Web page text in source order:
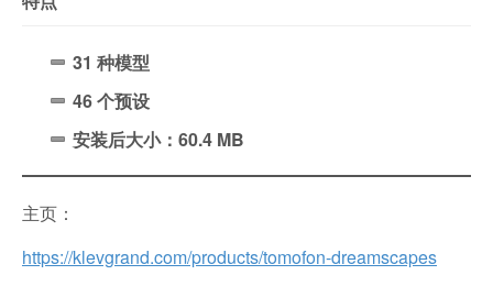
31 种模型
46 个预设
安装后大小：60.4 MB
主页：
https://klevgrand.com/products/tomofon-dreamscapes